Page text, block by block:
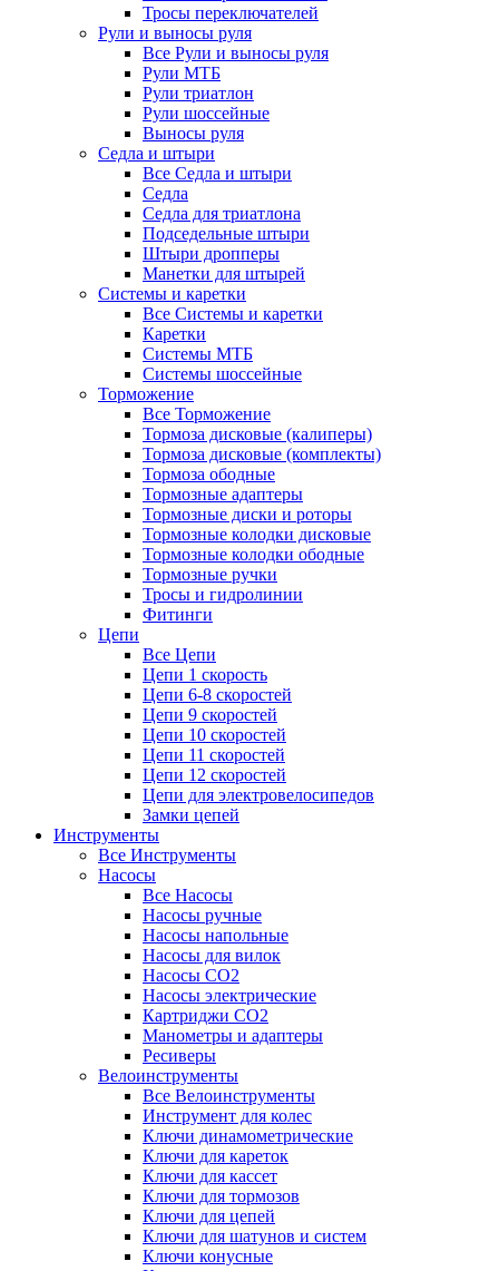
Тросы переключателей
Рули и выносы руля
Все Рули и выносы руля
Рули МТБ
Рули триатлон
Рули шоссейные
Выносы руля
Седла и штыри
Все Седла и штыри
Седла
Седла для триатлона
Подседельные штыри
Штыри дропперы
Манетки для штырей
Системы и каретки
Все Системы и каретки
Каретки
Системы МТБ
Системы шоссейные
Торможение
Все Торможение
Тормоза дисковые (калиперы)
Тормоза дисковые (комплекты)
Тормоза ободные
Тормозные адаптеры
Тормозные диски и роторы
Тормозные колодки дисковые
Тормозные колодки ободные
Тормозные ручки
Тросы и гидролинии
Фитинги
Цепи
Все Цепи
Цепи 1 скорость
Цепи 6-8 скоростей
Цепи 9 скоростей
Цепи 10 скоростей
Цепи 11 скоростей
Цепи 12 скоростей
Цепи для электровелосипедов
Замки цепей
Инструменты
Все Инструменты
Насосы
Все Насосы
Насосы ручные
Насосы напольные
Насосы для вилок
Насосы CO2
Насосы электрические
Картриджи CO2
Манометры и адаптеры
Ресиверы
Велоинструменты
Все Велоинструменты
Инструмент для колес
Ключи динамометрические
Ключи для кареток
Ключи для кассет
Ключи для тормозов
Ключи для цепей
Ключи для шатунов и систем
Ключи конусные